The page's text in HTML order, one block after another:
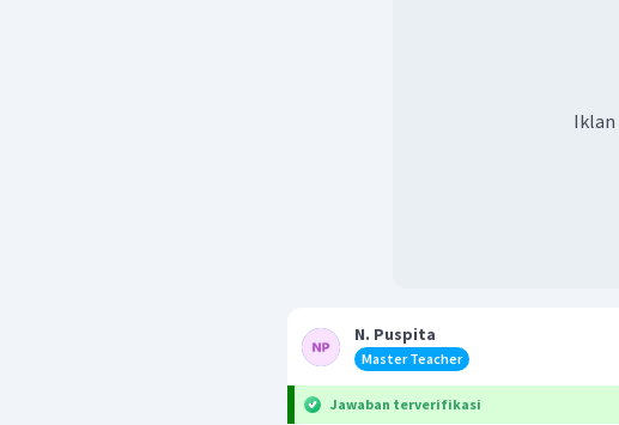
Iklan
N. Puspita
Master Teacher
Jawaban terverifikasi